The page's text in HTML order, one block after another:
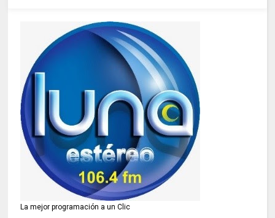
La mejor programación a un Clic